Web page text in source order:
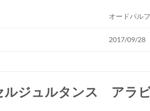
オードパル
2017/09/28
ルジュルタンス アラ